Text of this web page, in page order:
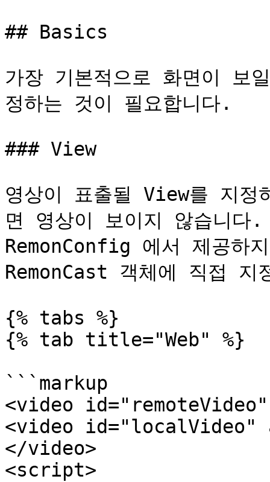
## Basics
가장 기본적으로 화면이
정하는 것이 필요합니다.
### View
영상이 표출될 View를 지정
면 영상이 보이지 않습니
RemonConfig 에서 제공하
RemonCast 객체에 직접 지
{% tabs %}
{% tab title="Web" %}
```markup
<video
<video id="localVideo"
</video>
<script>